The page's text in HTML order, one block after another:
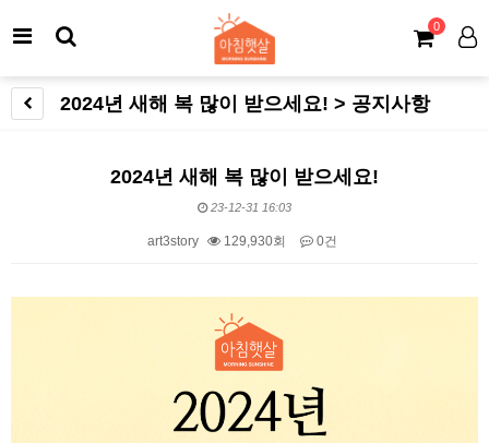
0
2024년 새해 복 많이 받으세요! > 공지사항
2024년 새해 복 많이 받으세요!
23-12-31 16:03
art3story 129,930회 0건
본문